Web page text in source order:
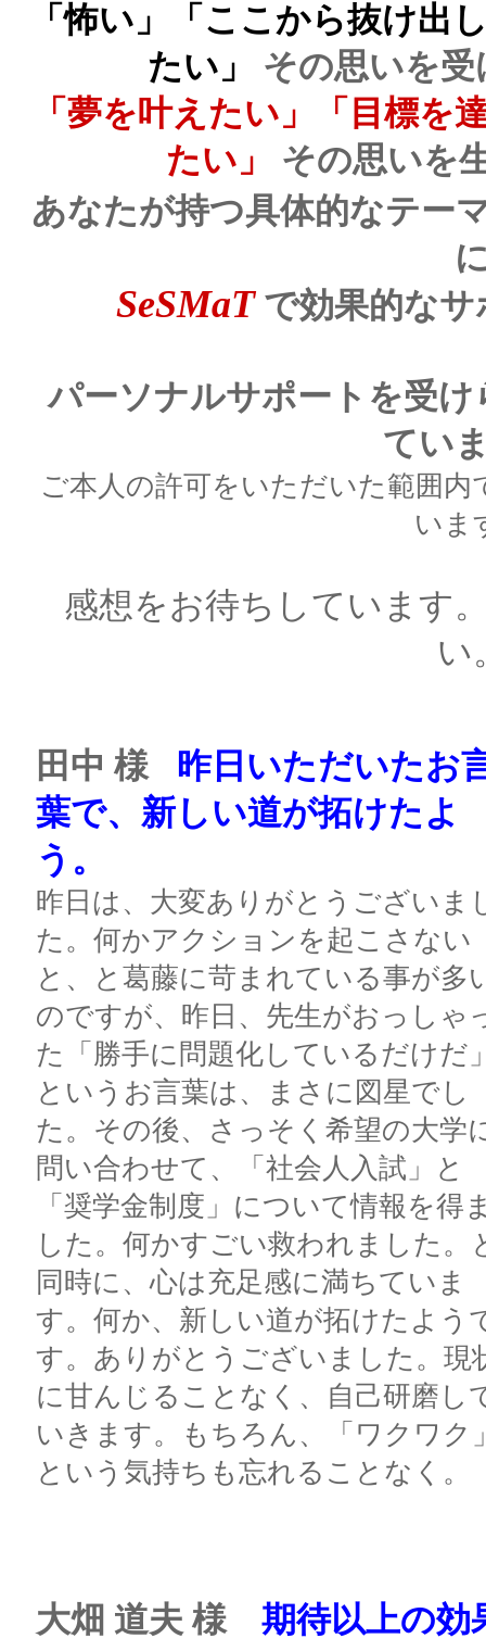
「怖い」「ここから抜け出
たい」
その思いを
「夢を叶えたい」「目標を
たい」
その思いを
あなたが持つ具体的なテー
SeSMaTで効果的なサ
パーソナルサポートを受
てい
ご本人の許可をいただいた範囲
いま
感想をお待ちしています
い
田中 様
昨日いただいたお
葉で、新しい道が拓けたよ
う。
昨日は、大変ありがとうございま
た。何かアクションを起こさない
と、と葛藤に苛まれている事が多
のですが、昨日、先生がおっしゃ
た「勝手に問題化しているだけだ
というお言葉は、まさに図星でし
た。その後、さっそく希望の大学
問い合わせて、「社会人入試」と
「奨学金制度」について情報を得
した。何かすごい救われました。
同時に、心は充足感に満ちていま
す。何か、新しい道が拓けたよう
す。ありがとうございました。現
に甘んじることなく、自己研磨し
いきます。もちろん、「ワクワク
という気持ちも忘れることなく。
大畑 道夫 様
期待以上の効